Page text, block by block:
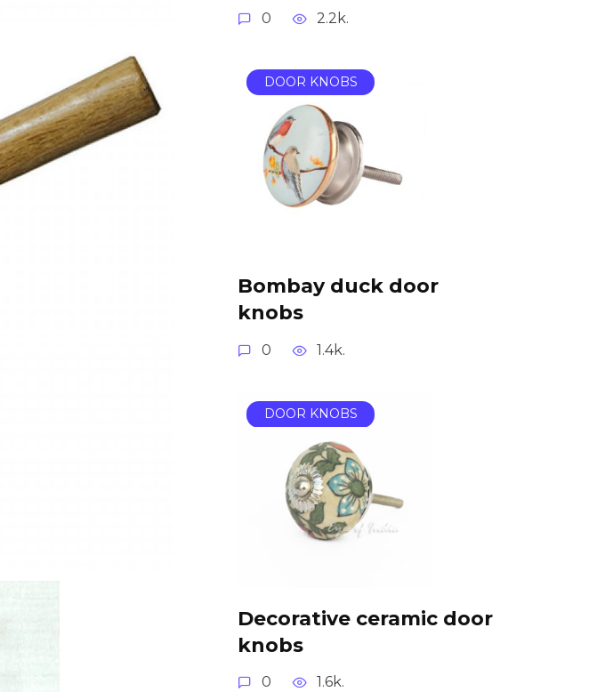
0 2.2k.
DOOR KNOBS
Bombay duck door
knobs
0 1.4k.
DOOR KNOBS
Decorative ceramic door
knobs
0 1.6k.